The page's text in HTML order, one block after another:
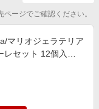
ージでご確認ください。
マリオジェラテリア
セット 12個入り
式】